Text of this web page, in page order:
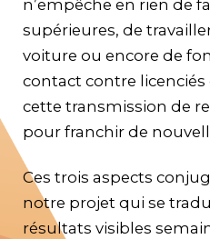
n’empêche en rien de
supérieures, de
voiture ou encore de
contact contre
cette transmission de
pour franchir de
Ces trois aspects
notre projet qui se
résultats visibles